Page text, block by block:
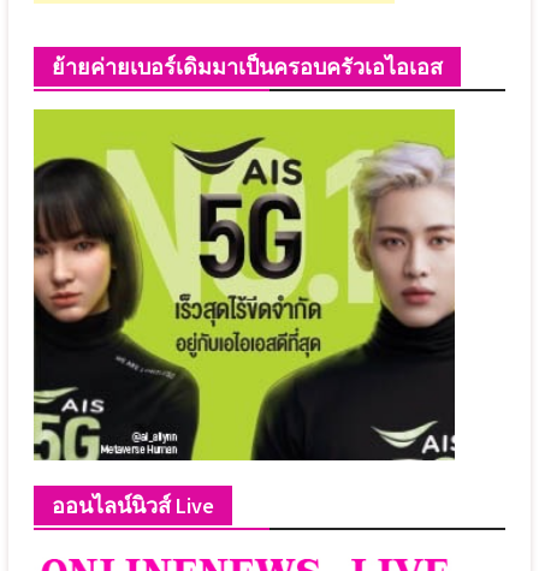
ย้ายค่ายเบอร์เดิมมาเป็นครอบครัวเอไอเอส
ออนไลน์นิวส์ Live